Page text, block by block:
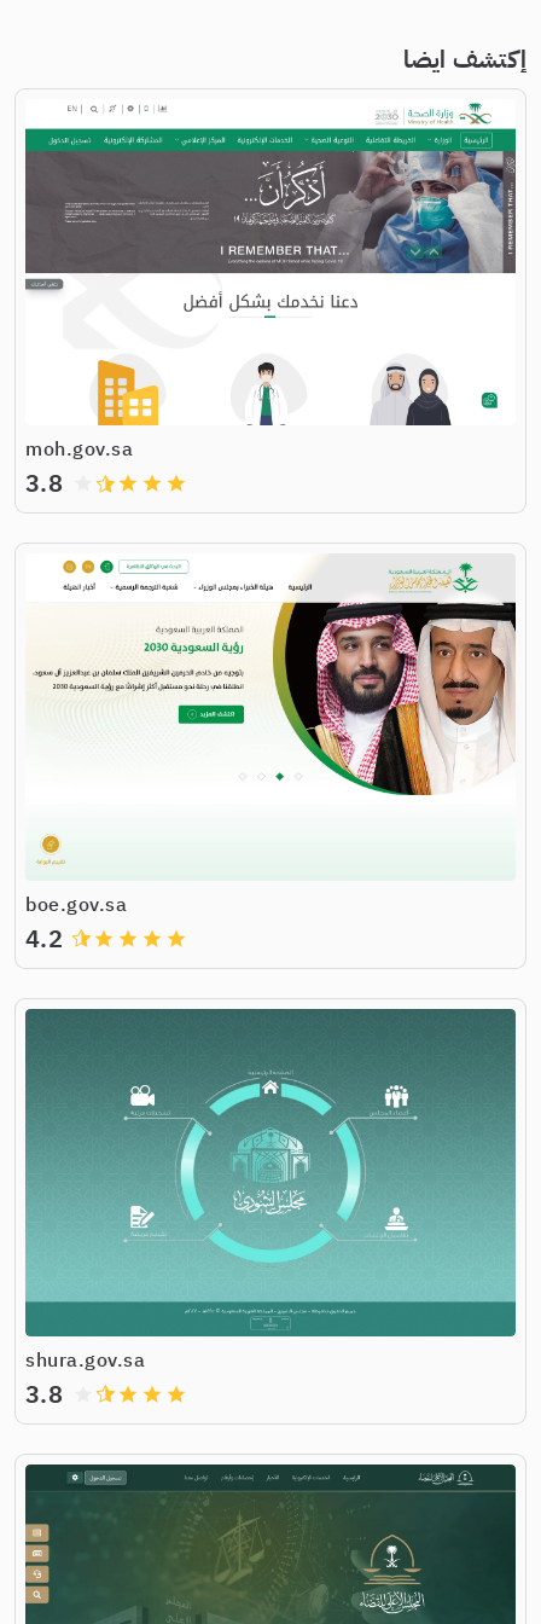
إكتشف ايضا
moh.gov.sa
grade
grade
grade
3.8
boe.gov.sa
grade
grade
grade
grade
4.2
shura.gov.sa
grade
grade
grade
3.8